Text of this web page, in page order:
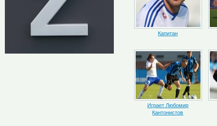
Капитан
Играет Любомир
Кантонистов